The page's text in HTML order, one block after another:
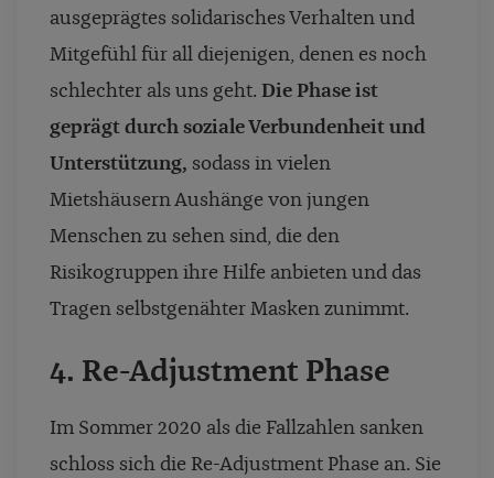
ausgeprägtes solidarisches Verhalten und
Mitgefühl für all diejenigen, denen es noch
schlechter als uns geht. Die Phase ist
geprägt durch soziale Verbundenheit und
Unterstützung, sodass in vielen
Mietshäusern Aushänge von jungen
Menschen zu sehen sind, die den
Risikogruppen ihre Hilfe anbieten und das
Tragen selbstgenähter Masken zunimmt.
4. Re-Adjustment Phase
Im Sommer 2020 als die Fallzahlen sanken
schloss sich die Re-Adjustment Phase an. Sie